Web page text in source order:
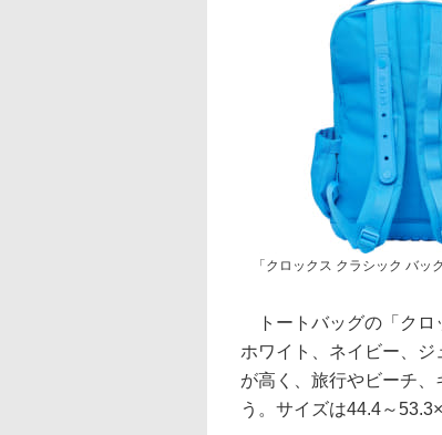
「クロックス クラシック バッ
トートバッグの「クロ
ホワイト、ネイビー、
が高く、旅行やビーチ
う。サイズは44.4～